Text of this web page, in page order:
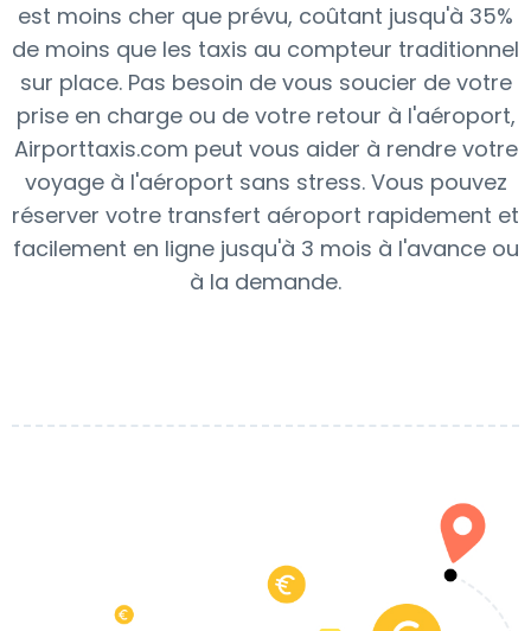
est moins cher que prévu, coûtant jusqu'à 35%
de moins que les taxis au compteur traditionnel
sur place. Pas besoin de vous soucier de votre
prise en charge ou de votre retour à l'aéroport,
Airporttaxis.com peut vous aider à rendre votre
voyage à l'aéroport sans stress. Vous pouvez
réserver votre transfert aéroport rapidement et
facilement en ligne jusqu'à 3 mois à l'avance ou
à la demande.